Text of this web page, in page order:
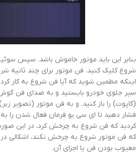
بنابر این باید موتور خاموش باشد. سپس
شروع کلیک کنید. فن موتور برای چند ثانیه
اینکه مطمین شوید که آیا فن شروع به کار
سپر جلوی خودرو بایستید و به صدای فن گوش
(کاپوت) را باز کنید. و به فن موتور (تصویر
فشار دهید تا ای سی یو فرمان فعال شدن را
کردید که فن شروع به چرخش کرد، در این
که فن موتور شروع به چرخش نکند، اشکالی
معیوب بودن فن یا اجزای آن.